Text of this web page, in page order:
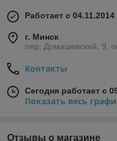
Работает с 04.11.2014
г. Минск
пер. Домашевский, 9,
Контакты
Сегодня работает с
Показать весь
Отзывы о магазине